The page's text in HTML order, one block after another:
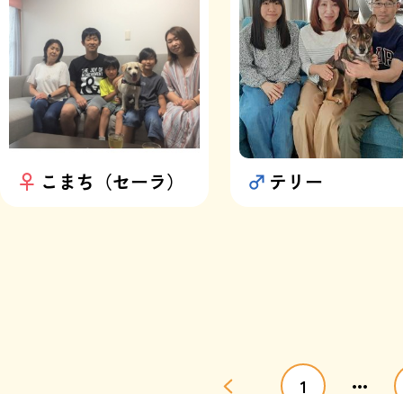
こまち（セーラ） テリー
1 ...